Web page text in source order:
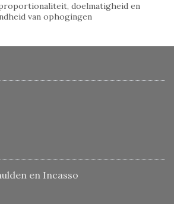
doelmatigheid en
van ophogingen
en Incasso